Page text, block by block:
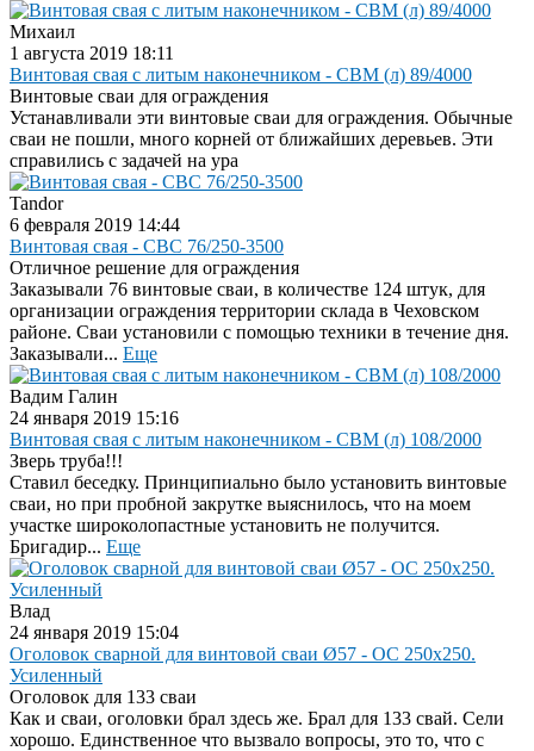
Михаил
1 августа 2019 18:11
Винтовая свая с литым наконечником - СВМ (л) 89/4000
Винтовые сваи для ограждения
Устанавливали эти винтовые сваи для ограждения. Обычные
сваи не пошли, много корней от ближайших деревьев. Эти
справились с задачей на ура
Tandor
6 февраля 2019 14:44
Винтовая свая - СВС 76/250-3500
Отличное решение для ограждения
Заказывали 76 винтовые сваи, в количестве 124 штук, для
организации ограждения территории склада в Чеховском
районе. Сваи установили с помощью техники в течение дня.
Заказывали... Еще
Вадим Галин
24 января 2019 15:16
Винтовая свая с литым наконечником - СВМ (л) 108/2000
Зверь труба!!!
Ставил беседку. Принципиально было установить винтовые
сваи, но при пробной закрутке выяснилось, что на моем
участке широколопастные установить не получится.
Бригадир... Еще
Влад
24 января 2019 15:04
Оголовок сварной для винтовой сваи Ø57 - ОС 250x250.
Усиленный
Оголовок для 133 сваи
Как и сваи, оголовки брал здесь же. Брал для 133 свай. Сели
хорошо. Единственное что вызвало вопросы, это то, что с